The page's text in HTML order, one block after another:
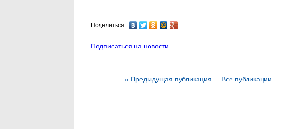
Поделиться
Подписаться на новости
« Предыдущая публикация Все публикации